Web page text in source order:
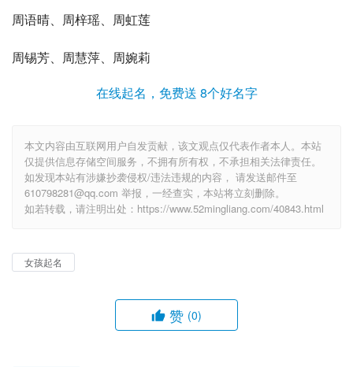
周语晴、周梓瑶、周虹莲
周锡芳、周慧萍、周婉莉
在线起名，免费送 8个好名字
本文内容由互联网用户自发贡献，该文观点仅代表作者本人。本站
仅提供信息存储空间服务，不拥有所有权，不承担相关法律责任。
如发现本站有涉嫌抄袭侵权/违法违规的内容， 请发送邮件至
610798281@qq.com 举报，一经查实，本站将立刻删除。
如若转载，请注明出处：https://www.52mingliang.com/40843.html
女孩起名
赞 (0)